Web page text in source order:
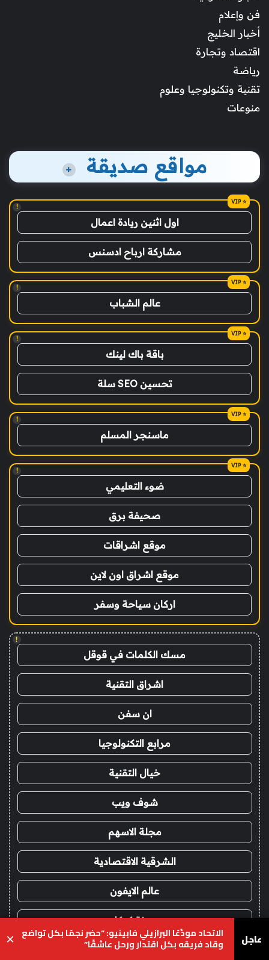
فن وإعلام
أخبار الخليج
اقتصاد وتجارة
رياضة
تقنية وتكنولوجيا وعلوم
منوعات
مواقع صديقة +
!
اول اثنين ريادة اعمال
مشاركة ارباح ادسنس
!
عالم الشباب
!
باقة باك لينك
تحسين SEO سلة
!
ماسنجر المسلم
!
ضوء التعليمي
صحيفة برق
موقع اشراقات
موقع اشراق اون لاين
اركان سياحة وسفر
!
مسك الكلمات في قوقل
اشراق التقنية
ان سفن
مرابع التكنولوجيا
خيال التقنية
شوف ويب
مجلة الاسهم
الشرقية الاقتصادية
عالم الايفون
مدونة كوكان
صحيفة نهج
عاجل الاتحاد مودِّعًا البرازيلي فابينيو: “حضر نجمًا بكل تواضع
وقاد فريقه بكل اقتدار ورحل عاشقًا” ×